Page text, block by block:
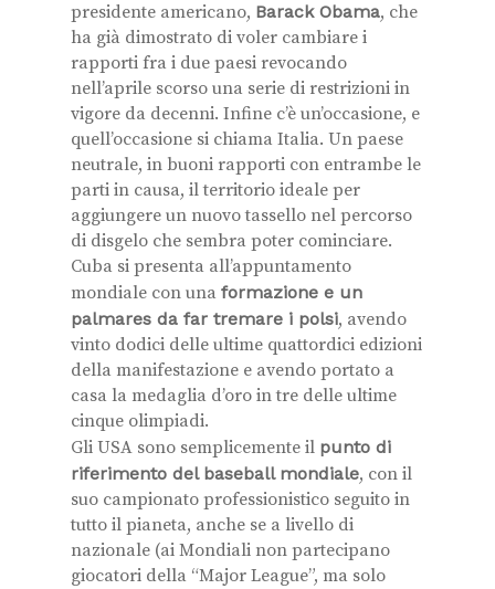
presidente americano, Barack Obama, che
ha già dimostrato di voler cambiare i
rapporti fra i due paesi revocando
nell’aprile scorso una serie di restrizioni in
vigore da decenni. Infine c’è un’occasione, e
quell’occasione si chiama Italia. Un paese
neutrale, in buoni rapporti con entrambe le
parti in causa, il territorio ideale per
aggiungere un nuovo tassello nel percorso
di disgelo che sembra poter cominciare.
Cuba si presenta all’appuntamento
mondiale con una formazione e un
palmares da far tremare i polsi, avendo
vinto dodici delle ultime quattordici edizioni
della manifestazione e avendo portato a
casa la medaglia d’oro in tre delle ultime
cinque olimpiadi.
Gli USA sono semplicemente il punto di
riferimento del baseball mondiale, con il
suo campionato professionistico seguito in
tutto il pianeta, anche se a livello di
nazionale (ai Mondiali non partecipano
giocatori della “Major League”, ma solo